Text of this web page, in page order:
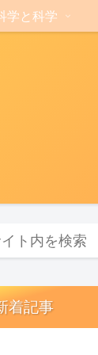
学と科学
着記事